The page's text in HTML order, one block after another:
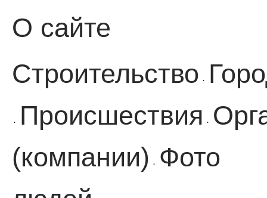
О сайте
Строительство ·
· Происшествия ·
(компании)
·
Фото